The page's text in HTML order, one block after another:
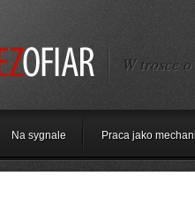
W trosce
Na sygnale Praca jako